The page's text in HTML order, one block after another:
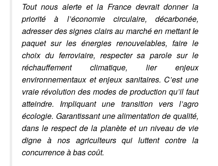
Tout nous alerte et la France devrait donner la
priorité à l’économie circulaire, décarbonée,
adresser des signes clairs au marché en mettant Ie
paquet sur les énergies renouvelables, faire le
choix du ferroviaire, respecter sa parole sur le
réchauffement climatique, lier enjeux
environnementaux et enjeux sanitaires. C’est une
vraie révolution des modes de production qu’il faut
atteindre. Impliquant une transition vers l’agro
écologie. Garantissant une alimentation de qualité,
dans le respect de la planète et un niveau de vie
digne à nos agriculteurs qui luttent contre la
concurrence à bas coût.